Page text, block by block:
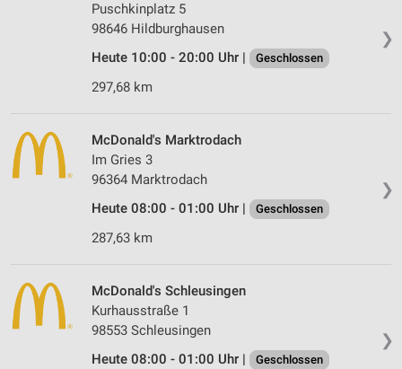
❯
Puschkinplatz 5
98646 Hildburghausen
Heute 10:00 - 20:00 Uhr |
Geschlossen
297,68 km
❯
McDonald's Marktrodach
Im Gries 3
96364 Marktrodach
Heute 08:00 - 01:00 Uhr |
Geschlossen
287,63 km
❯
McDonald's Schleusingen
Kurhausstraße 1
98553 Schleusingen
Heute 08:00 - 01:00 Uhr |
Geschlossen